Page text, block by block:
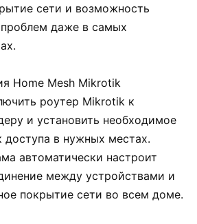
сети и возможность
даже в самых
Home Mesh Mikrotik
роутер Mikrotik к
и установить необходимое
доступа в нужных местах.
автоматически настроит
между устройствами и
покрытие сети во всем доме.